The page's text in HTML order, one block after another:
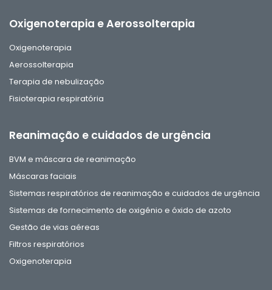
Oxigenoterapia e Aerossolterapia
Oxigenoterapia
Aerossolterapia
Terapia de nebulização
Fisioterapia respiratória
Reanimação e cuidados de urgência
BVM e máscara de reanimação
Máscaras faciais
Sistemas respiratórios de reanimação e cuidados de urgência
Sistemas de fornecimento de oxigénio e óxido de azoto
Gestão de vias aéreas
Filtros respiratórios
Oxigenoterapia